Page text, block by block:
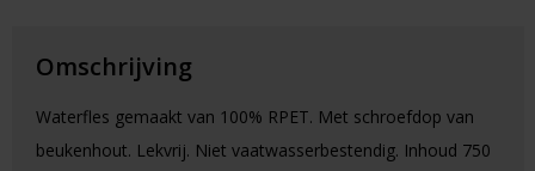
Omschrijving
Waterfles gemaakt van 100% RPET. Met schroefdop van
beukenhout. Lekvrij. Niet vaatwasserbestendig. Inhoud 750